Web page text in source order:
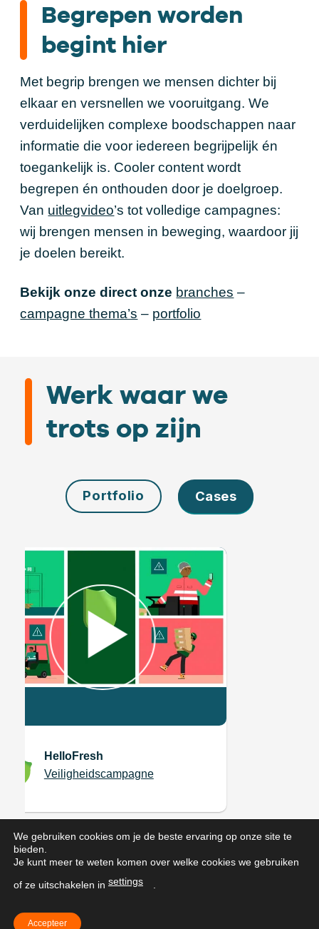
Begrepen worden
begint hier
Met begrip brengen we mensen dichter bij
elkaar en versnellen we vooruitgang. We
verduidelijken complexe boodschappen naar
informatie die voor iedereen begrijpelijk én
toegankelijk is. Cooler content wordt
begrepen én onthouden door je doelgroep.
Van uitlegvideo’s tot volledige campagnes:
wij brengen mensen in beweging, waardoor jij
je doelen bereikt.
Bekijk onze direct onze branches –
campagne thema’s – portfolio
Werk waar we
trots op zijn
Portfolio Cases
Maatwerk animatie
We gebruiken cookies om je de beste ervaring op onze site te
bieden.
Je kunt meer te weten komen over welke cookies we gebruiken
of ze uitschakelen in settings .
Accepteer